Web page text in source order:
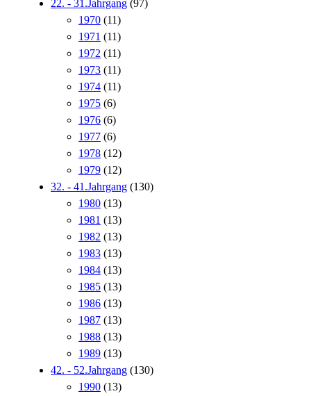
22. - 31.Jahrgang (97)
1970 (11)
1971 (11)
1972 (11)
1973 (11)
1974 (11)
1975 (6)
1976 (6)
1977 (6)
1978 (12)
1979 (12)
32. - 41.Jahrgang (130)
1980 (13)
1981 (13)
1982 (13)
1983 (13)
1984 (13)
1985 (13)
1986 (13)
1987 (13)
1988 (13)
1989 (13)
42. - 52.Jahrgang (130)
1990 (13)